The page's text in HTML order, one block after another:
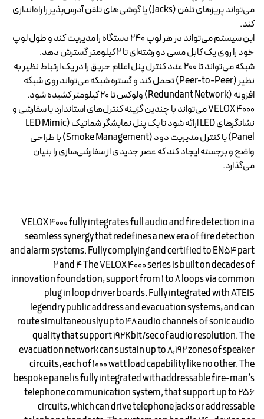
می‌تواند پریزهای تلفن (Jacks) یا گوشی‌های تلفن آدرس‌پذیر را راه‌اندازی
کند.
این سیستم می‌تواند در هر لوپ ۲۴۰ دستگاه را مدیریت کند و طول لوپ
خود را روی یک کابل مسی دو رشته‌ای تا ۲ کیلومتر گسترش دهد.
شبکه می‌تواند تا ۲۰۰ عدد کنترل پنل اعلام حریق را در یک ارتباط نظیر به
نظیر (Peer-to-Peer) تحمل کند و گستره شبکه می‌تواند روی شبکه
افزونه (Redundant Network) ولوکس تا ۲۰ کیلومتر کشیده شود.
VELOX 4000 می‌تواند با چندین گزینه کنترل‌های استاندارد یا سفارشی و
نشانگرهای LED ارائه شود تا یک پنل نمایشگر شماتیک (LED Mimic
Panel) یا کنترل مدیریت دود (Smoke Management) با طراحی
واضح و برجسته ایجاد کند که عصر جدیدی از سفارشی‌سازی را بنیان
می‌گذارد.
VELOX 4000 fully integrates full audio and fire detection in a
seamless synergy that redefines a new era of fire detection
and alarm systems. Fully complying and certified to EN54 part
2 and 4 The VELOX 4000 series is built on decades of
innovation foundation, support from 1 to 8 loops via common
plug in loop driver boards. Fully integrated with ATEIS
legendry public address and evacuation systems, and can
route simultaneously up to 48 audio channels of sonic audio
quality that support 192Kbit/sec of audio resolution. The
evacuation network can sustain up to 8,192 zones of speaker
circuits, each of 1000 watt load capability like no other. The
bespoke panel is fully integrated with addressable fire-man’s
telephone communication system, that support up to 256
circuits, which can drive telephone jacks or addressable